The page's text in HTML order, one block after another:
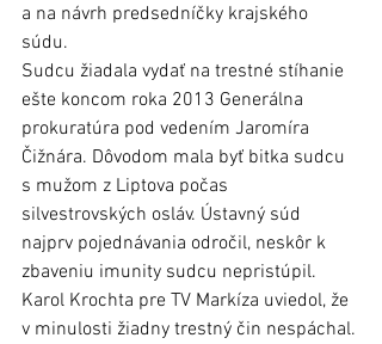
a na návrh predsedníčky krajského
súdu.
Sudcu žiadala vydať na trestné stíhanie
ešte koncom roka 2013 Generálna
prokuratúra pod vedením Jaromíra
Čižnára. Dôvodom mala byť bitka sudcu
s mužom z Liptova počas
silvestrovských osláv. Ústavný súd
najprv pojednávania odročil, neskôr k
zbaveniu imunity sudcu nepristúpil.
Karol Krochta pre TV Markíza uviedol, že
v minulosti žiadny trestný čin nespáchal.